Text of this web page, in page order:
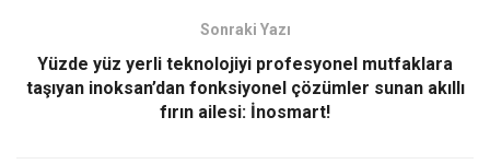
k
n
Sonraki Yazı
Yüzde yüz yerli teknolojiyi profesyonel mutfaklara
taşıyan inoksan’dan fonksiyonel çözümler sunan akıllı
fırın ailesi: İnosmart!